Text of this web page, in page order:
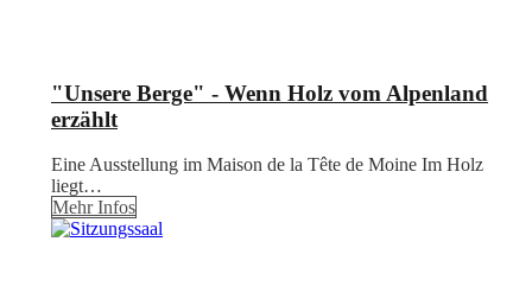
"Unsere Berge" - Wenn Holz vom Alpenland
erzählt
Eine Ausstellung im Maison de la Tête de Moine Im Holz
liegt…
Mehr Infos